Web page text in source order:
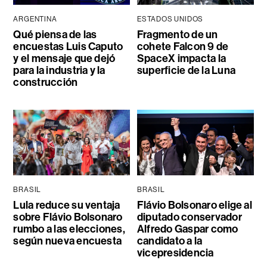
ARGENTINA
Qué piensa de las
encuestas Luis Caputo
y el mensaje que dejó
para la industria y la
construcción
ESTADOS UNIDOS
Fragmento de un
cohete Falcon 9 de
SpaceX impacta la
superficie de la Luna
BRASIL
Lula reduce su ventaja
sobre Flávio Bolsonaro
rumbo a las elecciones,
según nueva encuesta
BRASIL
Flávio Bolsonaro elige al
diputado conservador
Alfredo Gaspar como
candidato a la
vicepresidencia